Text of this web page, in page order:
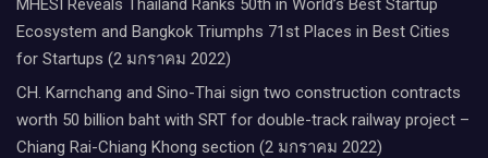
MHESI Reveals Thailand Ranks 50th in World’s Best Startup
Ecosystem and Bangkok Triumphs 71st Places in Best Cities
for Startups (2 มกราคม 2022)
CH. Karnchang and Sino-Thai sign two construction contracts
worth 50 billion baht with SRT for double-track railway project –
Chiang Rai-Chiang Khong section (2 มกราคม 2022)